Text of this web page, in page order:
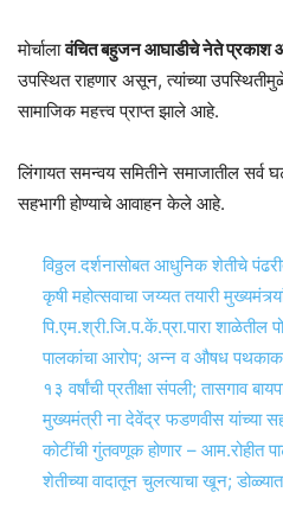
मोर्चालावंचित बहुजन आघाडीचे नेते प्रकाश
उपस्थित राहणार असून, त्यांच्या
सामाजिक महत्त्व प्राप्त झाले आहे.
लिंगायत समन्वय समितीने समाजातील सर्व
सहभागी होण्याचे आवाहन केले आहे.
विठ्ठल दर्शनासोबत आधुनिक शेतीचे
कृषी महोत्सवाचा जय्यत तयारी
पि.एम.श्री.जि.प.कें.प्रा.पारा शाळेतील
पालकांचा आरोप; अन्न व औषध
१३ वर्षांची प्रतीक्षा संपली; तासगाव
मुख्यमंत्री ना देवेंद्र फडणवीस यांच्या
कोटींची गुंतवणूक होणार – आम.रोहीत
शेतीच्या वादातून चुलत्याचा खून;